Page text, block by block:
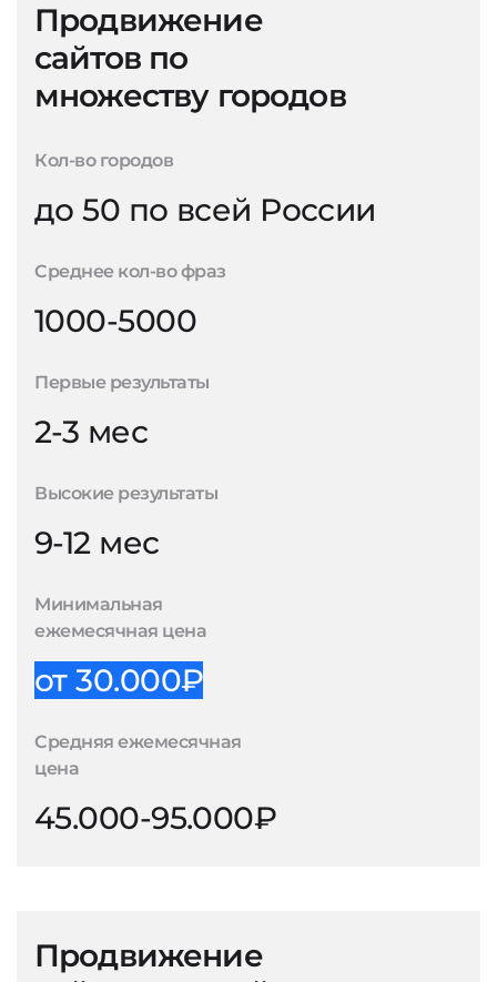
Продвижение
сайтов по
множеству городов
Кол-во городов
до 50 по всей России
Среднее кол-во фраз
1000-5000
Первые результаты
2-3 мес
Высокие результаты
9-12 мес
Минимальная
ежемесячная цена
от 30.000₽
Средняя ежемесячная
цена
45.000-95.000₽
Продвижение